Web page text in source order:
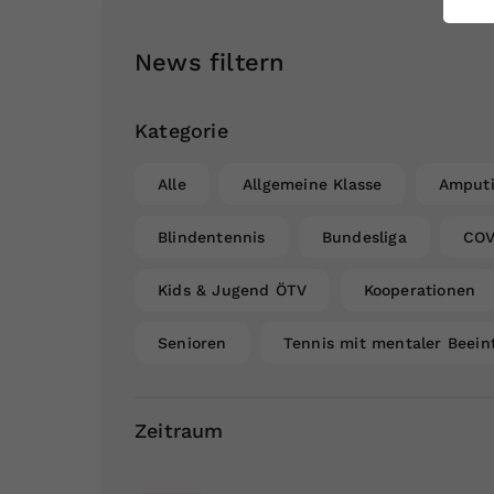
News filtern
Kategorie
Alle Allgemeine Klasse
Blindentennis Bundesliga
Kids & Jugend ÖTV Kooperationen
Senioren Tennis mit mentaler
Zeitraum